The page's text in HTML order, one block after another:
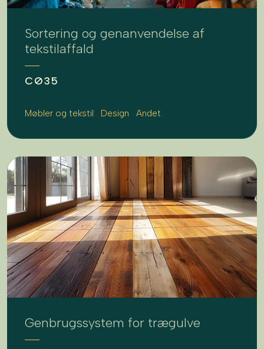
Sortering og genanvendelse af
tekstilaffald
CØ35
Møbler og tekstil Design Andet
Genbrugssystem for trægulve